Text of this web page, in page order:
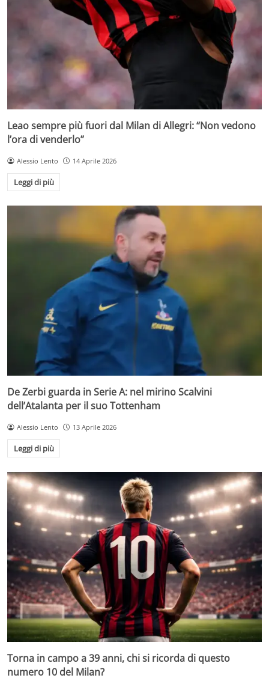
Leao sempre più fuori dal Milan di Allegri: “Non vedono
l’ora di venderlo”
Alessio Lento 14 Aprile 2026
Leggi di più
De Zerbi guarda in Serie A: nel mirino Scalvini
dell’Atalanta per il suo Tottenham
Alessio Lento 13 Aprile 2026
Leggi di più
Torna in campo a 39 anni, chi si ricorda di questo
numero 10 del Milan?